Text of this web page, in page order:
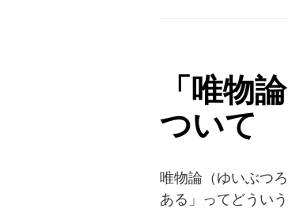
「唯物
ついて
唯物論（ゆいぶつ
ある」ってどうい